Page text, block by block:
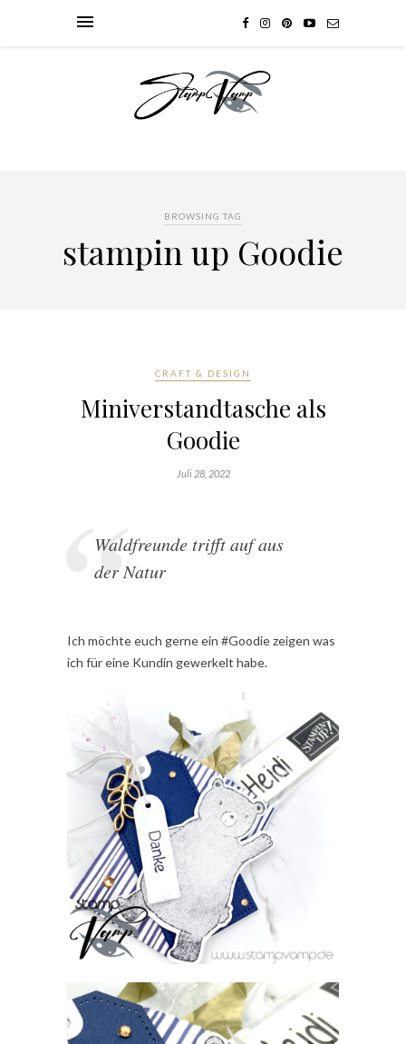
BROWSING TAG
stampin up Goodie
CRAFT & DESIGN
Miniverstandtasche als
Goodie
Juli 28, 2022
Waldfreunde trifft auf aus
der Natur
Ich möchte euch gerne ein #Goodie zeigen was
ich für eine Kundin gewerkelt habe.